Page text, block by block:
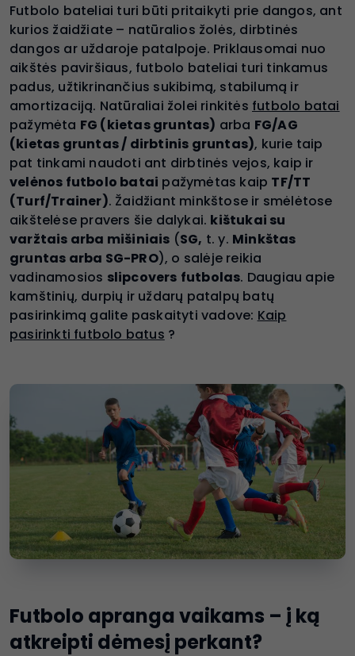
Futbolo bateliai turi būti pritaikyti prie dangos, ant
kurios žaidžiate – natūralios žolės, dirbtinės
dangos ar uždaroje patalpoje. Priklausomai nuo
aikštės paviršiaus, futbolo bateliai turi tinkamus
padus, užtikrinančius sukibimą, stabilumą ir
amortizaciją. Natūraliai žolei rinkitės futbolo batai
pažymėta FG (kietas gruntas) arba FG/AG
(kietas gruntas / dirbtinis gruntas), kurie taip
pat tinkami naudoti ant dirbtinės vejos, kaip ir
velėnos futbolo batai pažymėtas kaip TF/TT
(Turf/Trainer). Žaidžiant minkštose ir smėlėtose
aikštelėse pravers šie dalykai. kištukai su
varžtais arba mišiniais (SG, t. y. Minkštas
gruntas arba SG-PRO), o salėje reikia
vadinamosios slipcovers futbolas. Daugiau apie
kamštinių, durpių ir uždarų patalpų batų
pasirinkimą galite paskaityti vadove: Kaip
pasirinkti futbolo batus ?
Futbolo apranga vaikams – į ką
atkreipti dėmesį perkant?